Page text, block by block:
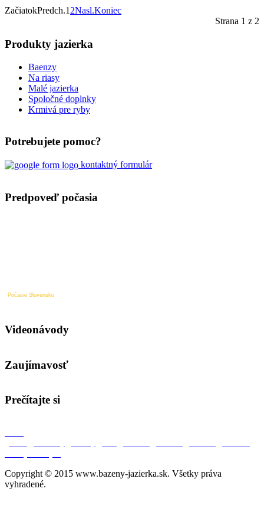
ZačiatokPredch.1 2Nasl.Koniec
Strana 1 z 2
Produkty jazierka
Baenzy
Na riasy
Malé jazierka
Spoločné doplnky
Krmivá pre ryby
Potrebujete pomoc?
kontaktný formulár
Predpoveď počasia
Počasie Slovensko
Videonávody
Zaujímavosť
Prečítajte si
Copyright © 2015 www.bazeny-jazierka.sk. Všetky práva
vyhradené.